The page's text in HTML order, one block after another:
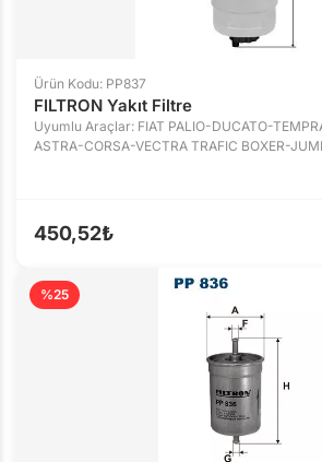
Ürün Kodu: PP837
FILTRON Yakıt Filtre
Uyumlu Araçlar: FIAT PALIO-DUCATO-
ASTRA-CORSA-VECTRA TRAFIC BOXER-
450,52₺
%25